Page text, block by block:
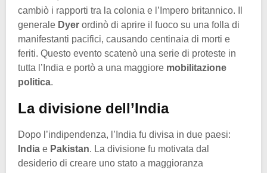
cambiò i rapporti tra la colonia e l’Impero britannico. Il
generale Dyer ordinò di aprire il fuoco su una folla di
manifestanti pacifici, causando centinaia di morti e
feriti. Questo evento scatenò una serie di proteste in
tutta l’India e portò a una maggiore mobilitazione
politica.
La divisione dell’India
Dopo l’indipendenza, l’India fu divisa in due paesi:
India e Pakistan. La divisione fu motivata dal
desiderio di creare uno stato a maggioranza